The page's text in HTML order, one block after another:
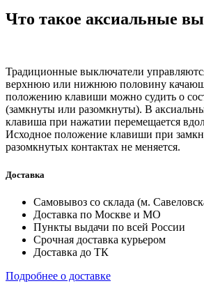
Что такое аксиальные
Традиционные выключатели
верхнюю или нижнюю половину
положению клавиши можно судить о
(замкнуты или разомкнуты). В
клавиша при нажатии перемещается
Исходное положение клавиши при
разомкнутых контактах не меняется.
Доставка
Самовывоз со склада (м.
Доставка по Москве и МО
Пункты выдачи по всей России
Срочная доставка курьером
Доставка до ТК
Подробнее о доставке